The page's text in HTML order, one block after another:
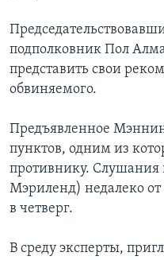
подполковник Пол
представить свои
обвиняемого.
Предъявленное
пунктов, одним из
противнику.
Мэриленд) недалеко
в четверг.
В среду эксперты,